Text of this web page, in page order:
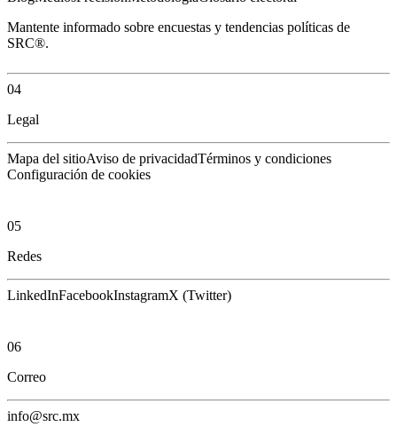
Mantente informado sobre encuestas y tendencias políticas de
SRC®.
04
Legal
Mapa del sitioAviso de privacidadTérminos y condiciones
Configuración de cookies
05
Redes
LinkedInFacebookInstagramX (Twitter)
06
Correo
info@src.mx